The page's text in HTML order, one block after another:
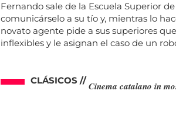
Fernando sale de la Escuela Superior
comunicárselo a su tío y, mientras lo
novato agente pide a sus superiores
inflexibles y le asignan el caso de un
CLÁSICOS // Cinema catalano in